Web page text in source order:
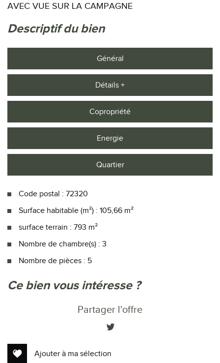
AVEC VUE SUR LA CAMPAGNE
descriptif du bien
Général
Détails +
Copropriété
Energie
Quartier
Code postal : 72320
Surface habitable (m²) : 105,66 m²
surface terrain : 793 m²
Nombre de chambre(s) : 3
Nombre de pièces : 5
la ville de saint-jean-des-échelles
ce bien vous intéresse ?
Partager l'offre
Ajouter à ma sélection